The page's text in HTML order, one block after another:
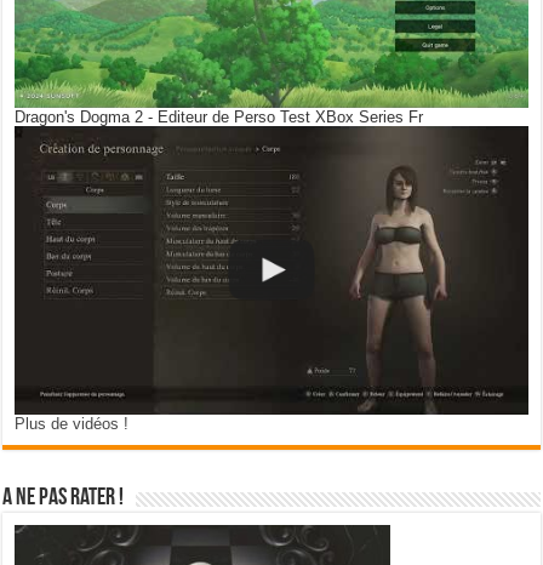
Dragon's Dogma 2 - Editeur de Perso Test XBox Series Fr
Plus de vidéos !
A ne pas rater !